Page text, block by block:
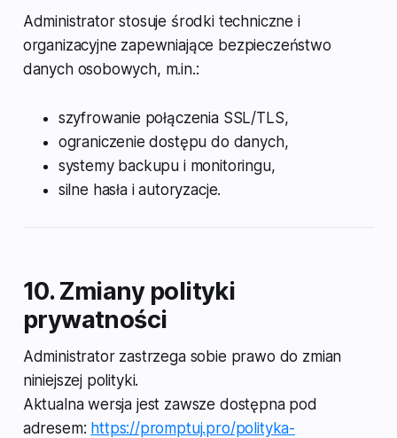
Administrator stosuje środki techniczne i
organizacyjne zapewniające bezpieczeństwo
danych osobowych, m.in.:
szyfrowanie połączenia SSL/TLS,
ograniczenie dostępu do danych,
systemy backupu i monitoringu,
silne hasła i autoryzacje.
10. Zmiany polityki
prywatności
Administrator zastrzega sobie prawo do zmian
niniejszej polityki.
Aktualna wersja jest zawsze dostępna pod
adresem: https://promptuj.pro/polityka-